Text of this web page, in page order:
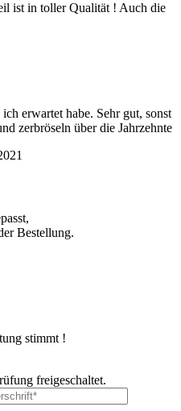
ist in toller Qualität ! Auch die
erwartet habe. Sehr gut, sonst
zerbröseln über die Jahrzehnte
Bestellung.
stimmt !
freigeschaltet.